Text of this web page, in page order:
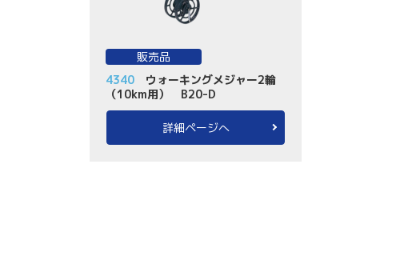
販売品
4340
ウォーキングメジャー2輪
（10km用） B20-D
詳細ページへ